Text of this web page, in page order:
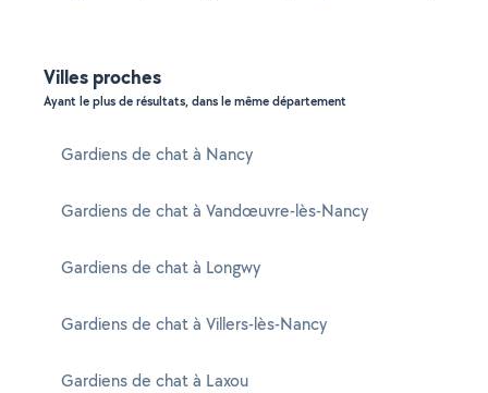
Villes proches
Ayant le plus de résultats, dans le même département
Gardiens de chat à Nancy
Gardiens de chat à Vandœuvre-lès-Nancy
Gardiens de chat à Longwy
Gardiens de chat à Villers-lès-Nancy
Gardiens de chat à Laxou